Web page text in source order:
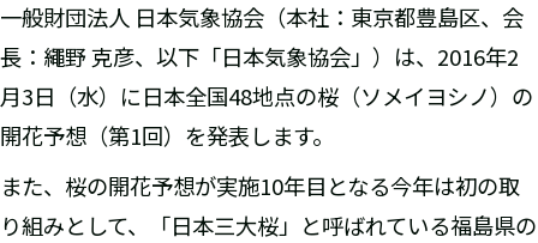
一般財団法人 日本気象協会（本社：東京都豊島区、会
長：繩野 克彦、以下「日本気象協会」）は、2016年2
月3日（水）に日本全国48地点の桜（ソメイヨシノ）の
開花予想（第1回）を発表します。
また、桜の開花予想が実施10年目となる今年は初の取
り組みとして、「日本三大桜」と呼ばれている福島県の